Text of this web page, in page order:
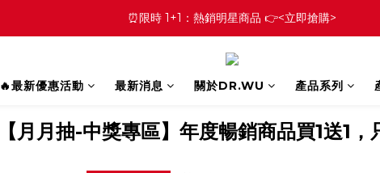
⏰限時 1+1：熱銷明星商品 👉<立即搶購>
🔥最新優惠活動 最新消息 關於DR.WU 產品系列
【月月抽-中獎專區】年度暢銷商品買1送1，